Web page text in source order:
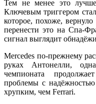
Тем не менее это
Ключевым триггером
которое, похоже,
перенести это на Спа-
сигнал выглядит
Mercedes по-прежнему
руках Антонелли,
чемпионата
проблемы с
хрупким, чем Ferrari.